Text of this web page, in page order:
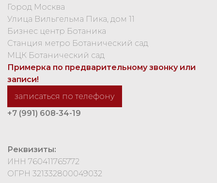
Город Москва
Улица Вильгельма Пика, дом 11
Бизнес центр Ботаника
Станция метро Ботанический сад
МЦК Ботанический сад
Примерка по предварительному звонку или
записи!
записаться по телефону
+7 (991) 608-34-19
Реквизиты:
ИНН 760411765772
ОГРН 321332800049032